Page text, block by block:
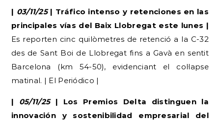
| 03/11/25| Tráfico intenso y retenciones en las
principales vías del Baix Llobregat este lunes |
Es reporten cinc quilòmetres de retenció a la C-32
des de Sant Boi de Llobregat fins a Gavà en sentit
Barcelona (km 54-50), evidenciant el col·lapse
matinal. | El Periódico |
| 05/11/25| Los Premios Delta distinguen la
innovación y sostenibilidad empresarial del